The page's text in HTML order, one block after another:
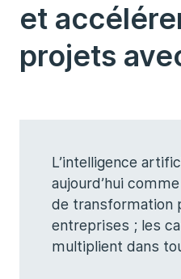
et
projets
L’intelligence
aujourd’hui
de transformation
entreprises ; les
multiplient dans